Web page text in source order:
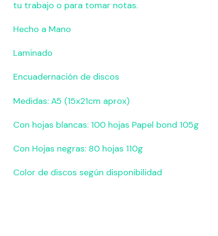
tu trabajo o para tomar notas.
Hecho a Mano
Laminado
Encuadernación de discos
Medidas: A5 (15x21cm aprox)
Con hojas blancas: 100 hojas Papel bond 105g
Con Hojas negras: 80 hojas 110g
Color de discos según disponibilidad